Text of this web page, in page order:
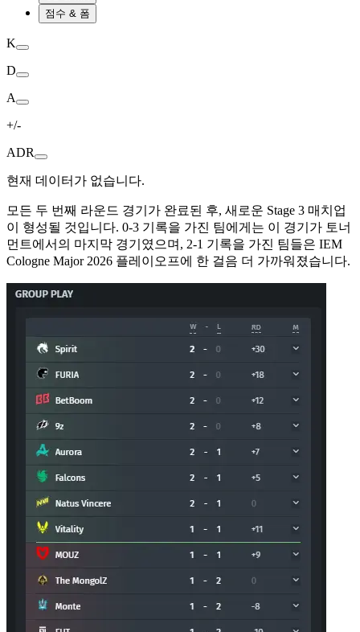
점수 & 폼
K
D
A
+/-
ADR
현재 데이터가 없습니다.
모든 두 번째 라운드 경기가 완료된 후, 새로운 Stage 3 매치업
이 형성될 것입니다. 0-3 기록을 가진 팀에게는 이 경기가 토너
먼트에서의 마지막 경기였으며, 2-1 기록을 가진 팀들은 IEM
Cologne Major 2026 플레이오프에 한 걸음 더 가까워졌습니다.